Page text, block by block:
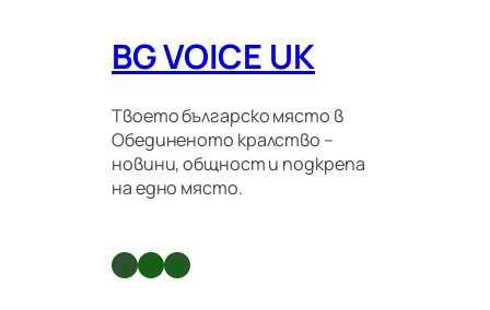
BG VOICE UK
Твоето българско място в
Обединеното кралство –
новини, общност и подкрепа
на едно място.
Facebook X GitHub